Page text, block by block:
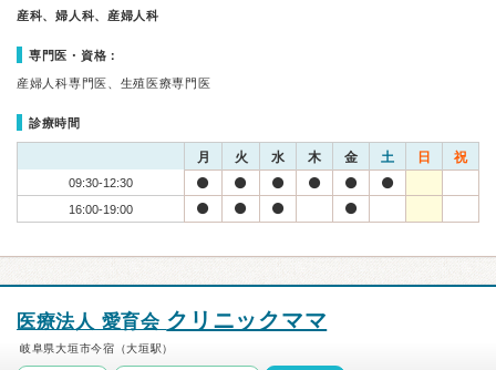
産科、婦人科、産婦人科
専門医・資格：
産婦人科専門医、生殖医療専門医
診療時間
月 火 水 木 金 土 日 祝
09:30-12:30
16:00-19:00
医療法人 愛育会 クリニックママ
岐阜県大垣市今宿（大垣駅）